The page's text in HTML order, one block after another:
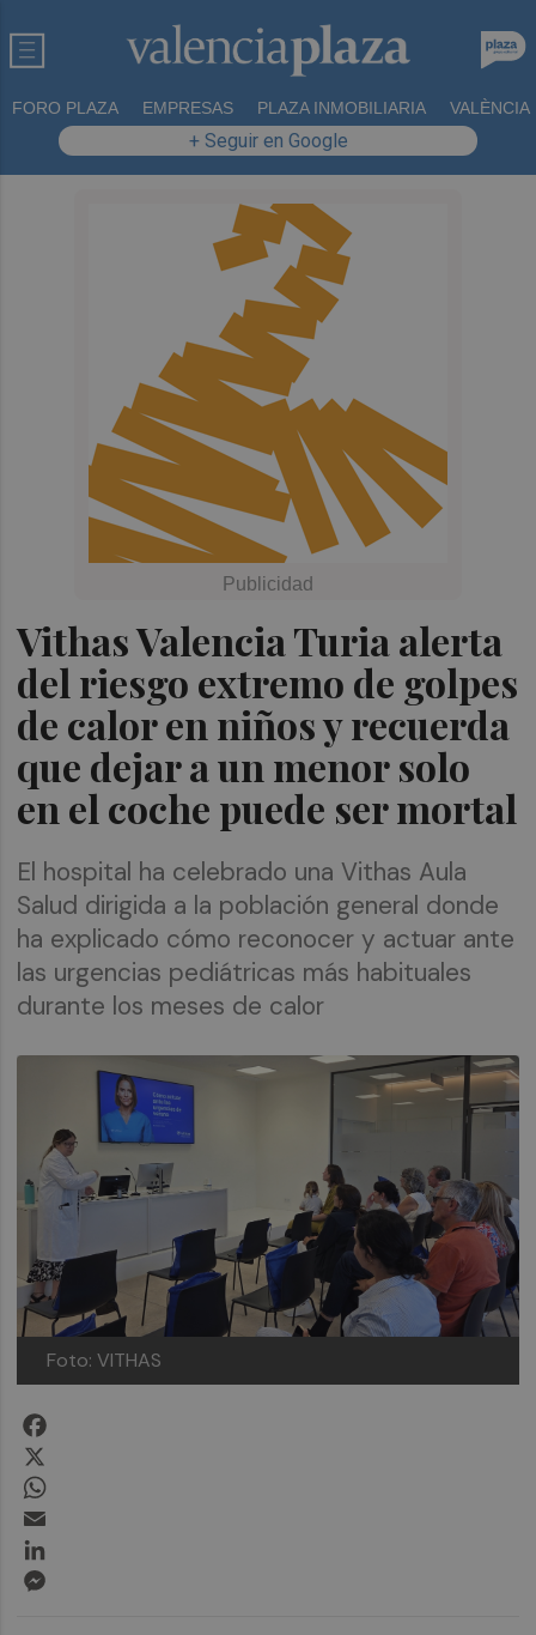
FORO PLAZA EMPRESAS PLAZA INMOBILIARIA VALÈNCIA
+ Seguir en Google
Vithas Valencia Turia alerta
del riesgo extremo de golpes
de calor en niños y recuerda
que dejar a un menor solo
en el coche puede ser mortal
El hospital ha celebrado una Vithas Aula
Salud dirigida a la población general donde
ha explicado cómo reconocer y actuar ante
las urgencias pediátricas más habituales
durante los meses de calor
Foto: VITHAS